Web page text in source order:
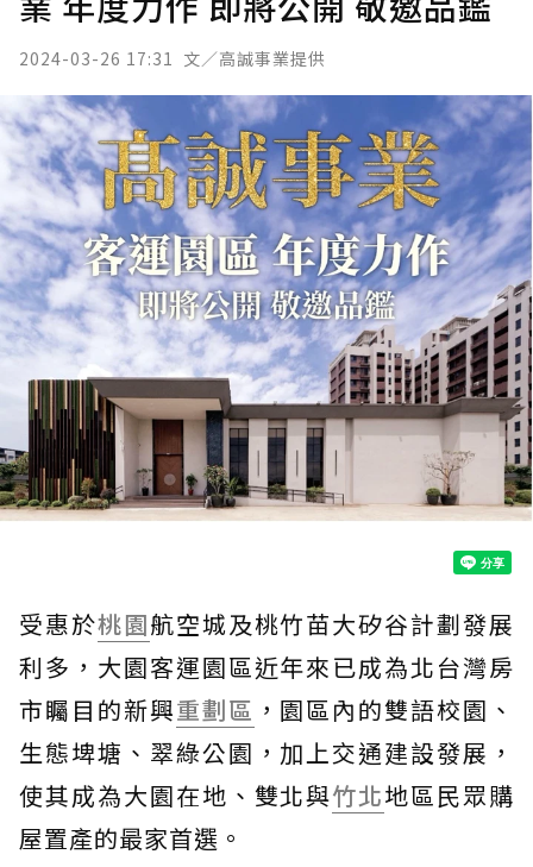
2024-03-26 17:31 文／高誠事業提供
受惠於桃園航空城及桃竹苗大矽谷計劃發展
利多，大園客運園區近年來已成為北台灣房
市矚目的新興重劃區 ，園區內的雙語校園、
生態埤塘、翠綠公園，加上交通建設發展，
使其成為大園在地、雙北與竹北地區民眾購
屋置產的最家首選。